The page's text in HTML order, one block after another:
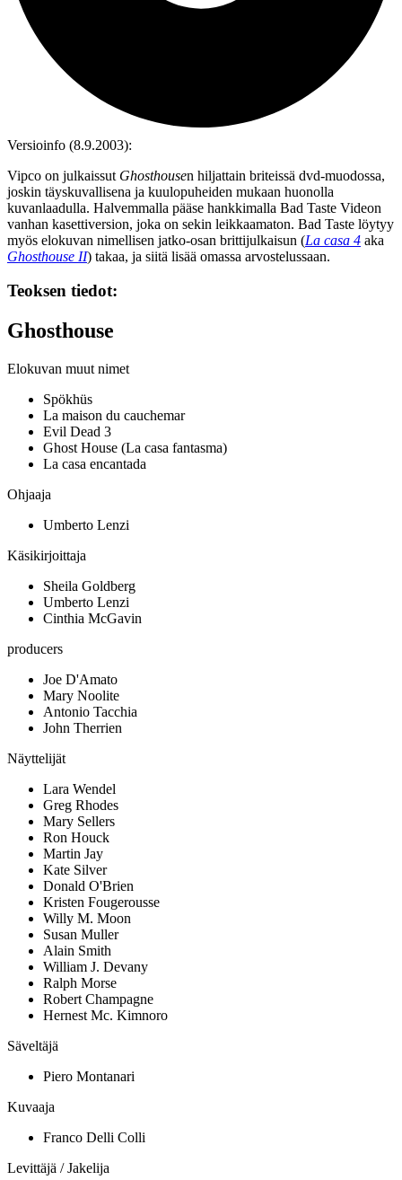
Versioinfo (8.9.2003):
Vipco on julkaissut Ghosthousen hiljattain briteissä dvd‑muodossa,
joskin täyskuvallisena ja kuulopuheiden mukaan huonolla
kuvanlaadulla. Halvemmalla pääse hankkimalla Bad Taste Videon
vanhan kasettiversion, joka on sekin leikkaamaton. Bad Taste löytyy
myös elokuvan nimellisen jatko-osan brittijulkaisun (La casa 4 aka
Ghosthouse II) takaa, ja siitä lisää omassa arvostelussaan.
Teoksen tiedot:
Ghosthouse
Elokuvan muut nimet
Spökhüs
La maison du cauchemar
Evil Dead 3
Ghost House (La casa fantasma)
La casa encantada
Ohjaaja
Umberto Lenzi
Käsikirjoittaja
Sheila Goldberg
Umberto Lenzi
Cinthia McGavin
producers
Joe D'Amato
Mary Noolite
Antonio Tacchia
John Therrien
Näyttelijät
Lara Wendel
Greg Rhodes
Mary Sellers
Ron Houck
Martin Jay
Kate Silver
Donald O'Brien
Kristen Fougerousse
Willy M. Moon
Susan Muller
Alain Smith
William J. Devany
Ralph Morse
Robert Champagne
Hernest Mc. Kimnoro
Säveltäjä
Piero Montanari
Kuvaaja
Franco Delli Colli
Levittäjä / Jakelija